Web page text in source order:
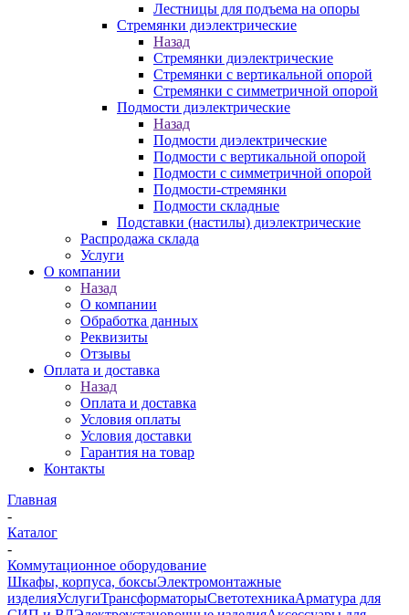
Лестницы для подъема на опоры
Стремянки диэлектрические
Назад
Стремянки диэлектрические
Стремянки с вертикальной опорой
Стремянки с симметричной опорой
Подмости диэлектрические
Назад
Подмости диэлектрические
Подмости с вертикальной опорой
Подмости с симметричной опорой
Подмости-стремянки
Подмости складные
Подставки (настилы) диэлектрические
Распродажа склада
Услуги
О компании
Назад
О компании
Обработка данных
Реквизиты
Отзывы
Оплата и доставка
Назад
Оплата и доставка
Условия оплаты
Условия доставки
Гарантия на товар
Контакты
Главная
-
Каталог
-
Коммутационное оборудование
Шкафы, корпуса, боксыЭлектромонтажные
изделияУслугиТрансформаторыСветотехникаАрматура для